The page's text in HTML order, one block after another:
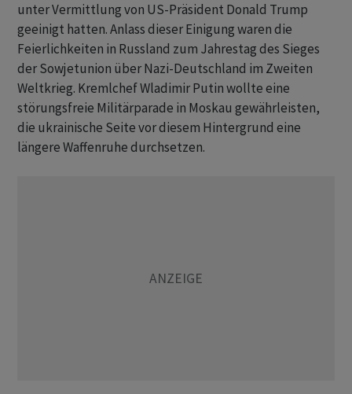
unter Vermittlung von US-Präsident Donald Trump
geeinigt hatten. Anlass dieser Einigung waren die
Feierlichkeiten in Russland zum Jahrestag des Sieges
der Sowjetunion über Nazi-Deutschland im Zweiten
Weltkrieg. Kremlchef Wladimir Putin wollte eine
störungsfreie Militärparade in Moskau gewährleisten,
die ukrainische Seite vor diesem Hintergrund eine
längere Waffenruhe durchsetzen.